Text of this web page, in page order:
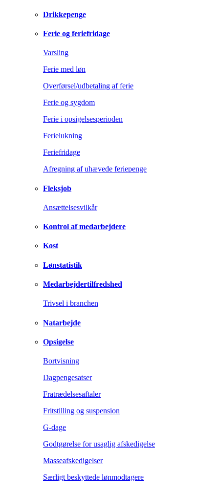
Drikkepenge
Ferie og feriefridage
Varsling
Ferie med løn
Overførsel/udbetaling af ferie
Ferie og sygdom
Ferie i opsigelsesperioden
Ferielukning
Feriefridage
Afregning af uhævede feriepenge
Fleksjob
Ansættelsesvilkår
Kontrol af medarbejdere
Kost
Lønstatistik
Medarbejdertilfredshed
Trivsel i branchen
Natarbejde
Opsigelse
Bortvisning
Dagpengesatser
Fratrædelsesaftaler
Fritstilling og suspension
G-dage
Godtgørelse for usaglig afskedigelse
Masseafskedigelser
Særligt beskyttede lønmodtagere